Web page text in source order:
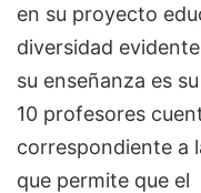
en su proyecto
diversidad
su enseñanza es
10 profesores
correspondiente a
que permite que el